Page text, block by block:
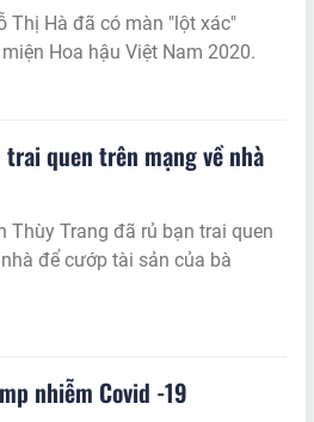
Thị Hà đã có màn "lột xác"
Hoa hậu Việt Nam 2020.
trai quen trên mạng về nhà
rủ bạn trai quen
để cướp tài sản của bà
nhiễm Covid -19